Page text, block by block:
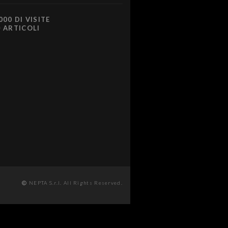
DI VISITE
ARTICOLI
NEPTA S.r.l. All Rights Reserved.